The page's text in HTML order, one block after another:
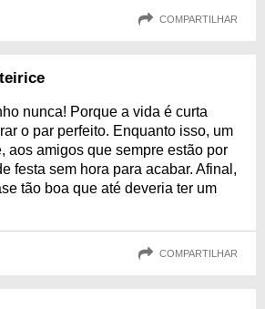
COMPARTILHAR
nunca! Porque a vida é curta
o par perfeito. Enquanto isso, um
aos amigos que sempre estão por
festa sem hora para acabar. Afinal,
tão boa que até deveria ter um
COMPARTILHAR